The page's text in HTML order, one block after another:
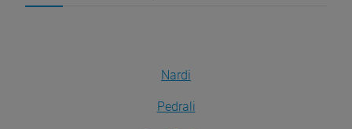
Nardi
Pedrali